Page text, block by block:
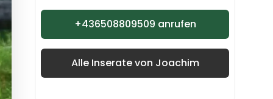
+436508809509 anrufen
Alle Inserate von Joachim